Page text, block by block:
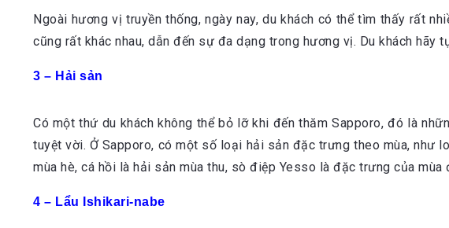
Ngoài hương vị truyền thống, ngày nay, du khách có thể tìm thấy rất
cũng rất khác nhau, dẫn đến sự đa dạng trong hương vị. Du khách hãy
3 – Hải sản
Có một thứ du khách không thể bỏ lỡ khi đến thăm Sapporo, đó là
tuyệt vời. Ở Sapporo, có một số loại hải sản đặc trưng theo mùa, như
mùa hè, cá hồi là hải sản mùa thu, sò điệp Yesso là đặc trưng của mùa
4 – Lẩu Ishikari-nabe